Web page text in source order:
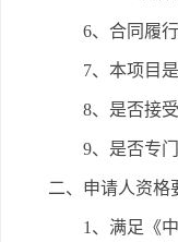
6、合同履
7、本项目
8、是否接
9、是否专
二、申请人资格
1、满足《